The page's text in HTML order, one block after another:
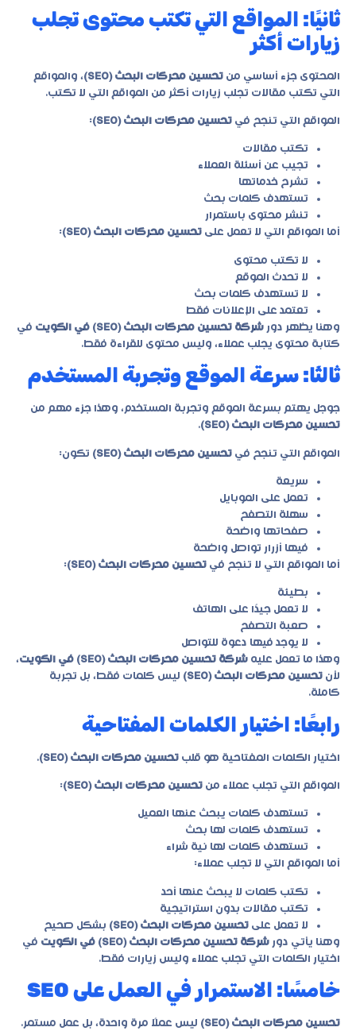
ثانيًا: المواقع التي تكتب محتوى تجلب
زيارات أكثر
المحتوى جزء أساسي من تحسين محركات البحث (SEO)
، والمواقع
التي تكتب مقالات تجلب زيارات أكثر من المواقع التي لا تكتب.
المواقع التي تنجح في تحسين محركات البحث (SEO) :
تكتب مقالات
تجيب عن أسئلة العملاء
تشرح خدماتها
تستهدف كلمات بحث
تنشر محتوى باستمرار
أما المواقع التي لا تعمل على تحسين محركات البحث (SEO) :
لا تكتب محتوى
لا تحدث الموقع
لا تستهدف كلمات بحث
تعتمد على الإعلانات فقط
وهنا يظهر دور شركة تحسين محركات البحث (SEO) في الكويت
في
كتابة محتوى يجلب عملاء، وليس محتوى للقراءة فقط.
ثالثًا: سرعة الموقع وتجربة المستخدم
جوجل يهتم بسرعة الموقع وتجربة المستخدم، وهذا جزء مهم من
تحسين محركات البحث (SEO)
.
المواقع التي تنجح في تحسين محركات البحث (SEO) تكون:
سريعة
تعمل على الموبايل
سهلة التصفح
صفحاتها واضحة
فيها أزرار تواصل واضحة
أما المواقع التي لا تنجح في تحسين محركات البحث (SEO) :
بطيئة
لا تعمل جيدًا على الهاتف
صعبة التصفح
لا يوجد فيها دعوة للتواصل
وهذا ما تعمل عليه شركة تحسين محركات البحث (SEO) في الكويت
،
لأن تحسين محركات البحث (SEO)
ليس كلمات فقط، بل تجربة
كاملة.
رابعًا: اختيار الكلمات المفتاحية
اختيار الكلمات المفتاحية هو قلب تحسين محركات البحث (SEO) .
المواقع التي تجلب عملاء من تحسين محركات البحث (SEO) :
تستهدف كلمات يبحث عنها العميل
تستهدف كلمات لها بحث
تستهدف كلمات لها نية شراء
أما المواقع التي لا تجلب عملاء:
تكتب كلمات لا يبحث عنها أحد
تكتب مقالات بدون استراتيجية
لا تعمل على تحسين محركات البحث (SEO)
بشكل صحيح
وهنا يأتي دور شركة تحسين محركات البحث (SEO) في الكويت
في
اختيار الكلمات التي تجلب عملاء وليس زيارات فقط.
خامسًا: الاستمرار في العمل على SEO
تحسين محركات البحث (SEO) ليس عملًا مرة واحدة، بل عمل مستمر.